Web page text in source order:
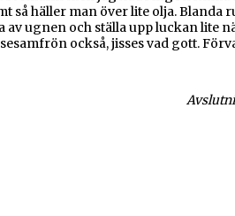
så häller man över lite olja. Blanda
av ugnen och ställa upp luckan
också, jisses vad gott.